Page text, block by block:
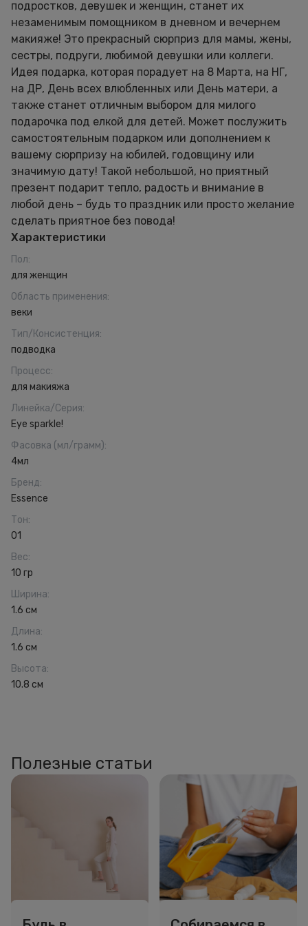
подростков, девушек и женщин, станет их
незаменимым помощником в дневном и вечернем
макияже! Это прекрасный сюрприз для мамы, жены,
сестры, подруги, любимой девушки или коллеги.
Идея подарка, которая порадует на 8 Марта, на НГ,
на ДР, День всех влюбленных или День матери, а
также станет отличным выбором для милого
подарочка под елкой для детей. Может послужить
самостоятельным подарком или дополнением к
вашему сюрпризу на юбилей, годовщину или
значимую дату! Такой небольшой, но приятный
презент подарит тепло, радость и внимание в
любой день – будь то праздник или просто желание
сделать приятное без повода!
Характеристики
Пол:
для женщин
Область применения:
веки
Тип/Консистенция:
подводка
Процесс:
для макияжа
Линейка/Серия:
Eye sparkle!
Фасовка (мл/грамм):
4мл
Бренд:
Essence
Тон:
01
Вес:
10 гр
Ширина:
1.6 см
Длина:
1.6 см
Высота:
10.8 см
Полезные статьи